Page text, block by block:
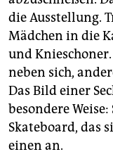
die Ausstellung.
Mädchen in die
und
neben sich,
Das Bild einer
besondere
Skateboard, das
einen an.